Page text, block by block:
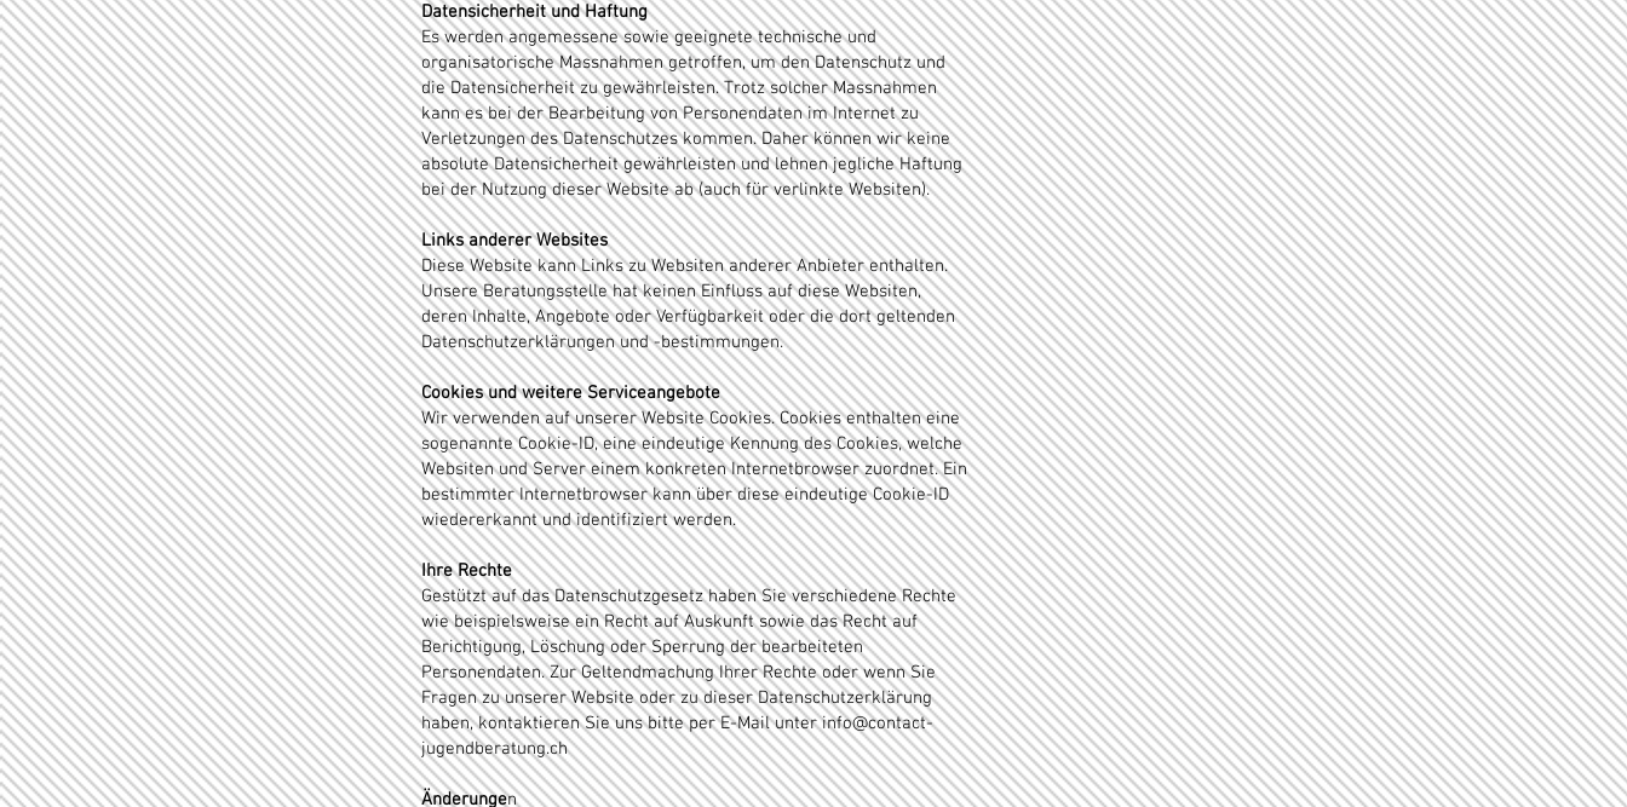
Datensicherheit und Haftung
Es werden angemessene sowie geeignete technische und
organisatorische Massnahmen getroffen, um den Datenschutz und
die Datensicherheit zu gewährleisten. Trotz solcher Massnahmen
kann es bei der Bearbeitung von Personendaten im Internet zu
Verletzungen des Datenschutzes kommen. Daher können wir keine
absolute Datensicherheit gewährleisten und lehnen jegliche Haftung
bei der Nutzung dieser Website ab (auch für verlinkte Websiten).
Links anderer Websites
Diese Website kann Links zu Websiten anderer Anbieter enthalten.
Unsere Beratungsstelle hat keinen Einfluss auf diese Websiten,
deren Inhalte, Angebote oder Verfügbarkeit oder die dort geltenden
Datenschutzerklärungen und -bestimmungen.
Cookies und weitere Serviceangebote
Wir verwenden auf unserer Website Cookies. Cookies enthalten eine
sogenannte Cookie-ID, eine eindeutige Kennung des Cookies, welche
Websiten und Server einem konkreten Internetbrowser zuordnet. Ein
bestimmter Internetbrowser kann über diese eindeutige Cookie-ID
wiedererkannt und identifiziert werden.
Ihre Rechte
Gestützt auf das Datenschutzgesetz haben Sie verschiedene Rechte
wie beispielsweise ein Recht auf Auskunft sowie das Recht auf
Berichtigung, Löschung oder Sperrung der bearbeiteten
Personendaten. Zur Geltendmachung Ihrer Rechte oder wenn Sie
Fragen zu unserer Website oder zu dieser Datenschutzerklärung
haben, kontaktieren Sie uns bitte per E-Mail unterinfo@contact-
jugendberatung.ch
Änderungen